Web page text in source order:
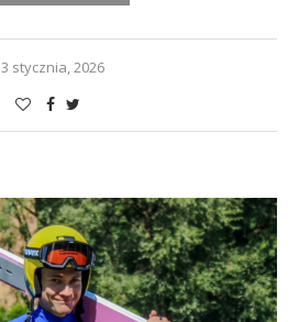
3 stycznia, 2026